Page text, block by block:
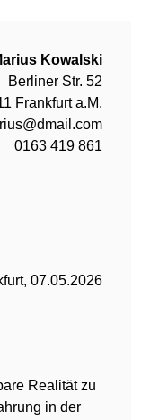
Kowalski
Berliner Str. 52
Frankfurt a.M.
0163 419 861
07.05.2026
Realität zu
in der